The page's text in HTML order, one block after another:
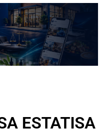
ESTATISA